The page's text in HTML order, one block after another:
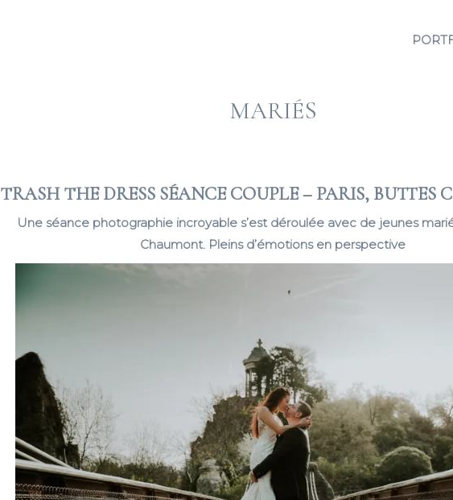
MARIÉS
TRASH THE DRESS SÉANCE COUPLE – PARIS, BUTTES
Une séance photographie incroyable s’est déroulée avec de jeunes
Chaumont. Pleins d’émotions en perspective